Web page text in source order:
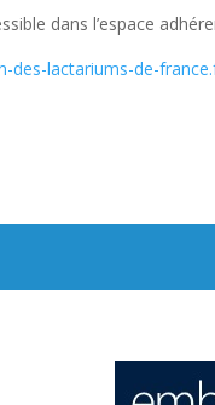
dans l’espace
des-lactariums-de-